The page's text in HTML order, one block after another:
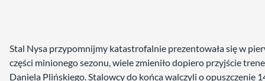
Stal Nysa przypomnijmy katastrofalnie prezentowała się w
części minionego sezonu, wiele zmieniło dopiero przyjście
Daniela Plińskiego. Stalowcy do końca walczyli o opuszczenie